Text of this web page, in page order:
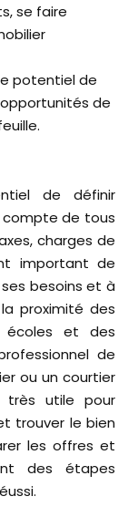
se faire
potentiel de
de
de définir
de tous
charges de
important de
besoins et à
proximité des
écoles et des
de
ou un courtier
très utile pour
trouver le bien
les offres et
des étapes